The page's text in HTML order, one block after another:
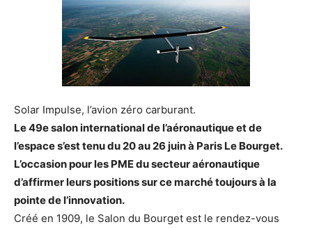
Solar Impulse, l’avion zéro carburant.
Le 49e salon international de l’aéronautique et de
l’espace s’est tenu du 20 au 26 juin à Paris Le Bourget.
L’occasion pour les PME du secteur aéronautique
d’affirmer leurs positions sur ce marché toujours à la
pointe de l’innovation.
Créé en 1909, le Salon du Bourget est le rendez-vous